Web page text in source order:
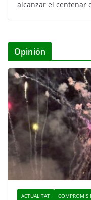
alcanzar el centenar
Opinión
ACTUALITAT COMPROMIS